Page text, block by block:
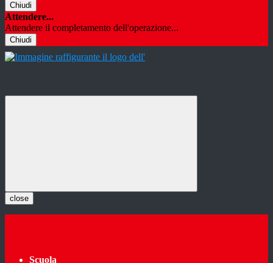
Chiudi
Attendere...
Attendere il completamento dell'operazione...
Chiudi
close
Scuola